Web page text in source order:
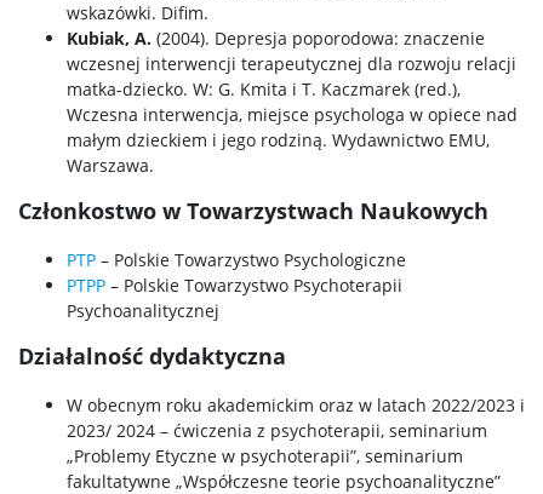
MRI
MultiLab
Projekty badawcze
Narzędzia do popularyzacji i komunikacji nauki
Poradniki
wskazówki. Difim.
Kubiak, A. (2004). Depresja poporodowa: znaczenie
wczesnej interwencji terapeutycznej dla rozwoju relacji
matka-dziecko. W: G. Kmita i T. Kaczmarek (red.),
Wczesna interwencja, miejsce psychologa w opiece nad
małym dzieckiem i jego rodziną. Wydawnictwo EMU,
Warszawa.
Członkostwo w Towarzystwach Naukowych
PTP – Polskie Towarzystwo Psychologiczne
PTPP – Polskie Towarzystwo Psychoterapii
Psychoanalitycznej
Działalność dydaktyczna
W obecnym roku akademickim oraz w latach 2022/2023 i
2023/ 2024 – ćwiczenia z psychoterapii, seminarium
„Problemy Etyczne w psychoterapii”, seminarium
fakultatywne „Współczesne teorie psychoanalityczne”